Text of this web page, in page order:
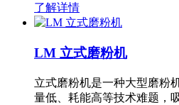
了解详情
LM 立式磨粉机
立式磨粉机是一种大型磨粉
量低、耗能高等技术难题，